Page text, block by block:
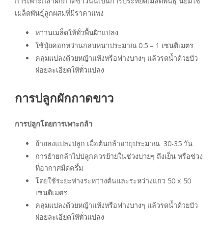
เมล็ดพันธุ์ลูกผสมที่มีราคาแพง
หว่านเมล็ดให้ทั่วพื้นผิวแปลง
ใช้ปุ๋ยคอกหว่านกลบหนาประมาณ 0.5 – 1 เซนติเมตร
คลุมแปลงด้วยหญ้าแห้งหรือฟางบางๆ แล้วรดน้ำด้วยบัว
ฝอยละเอียดให้ทั่วแปลง
การปลูกผักกาดขาว
การปลูกโดยการเพาะกล้า
ย้ายลงแปลงปลูก เมื่อต้นกล้าอายุประมาณ 30-35 วัน
การย้ายกล้าไปปลูกควรย้ายในช่วงบ่ายๆ ถึงเย็น หรือช่วง
ที่อากาศมืดครึ้ม
โดยใช้ระยะห่างระหว่างต้นและระหว่างแถว 50 x 50
เซนติเมตร
คลุมแปลงด้วยหญ้าแห้งหรือฟางบางๆ แล้วรดน้ำด้วยบัว
ฝอยละเอียดให้ทั่วแปลง